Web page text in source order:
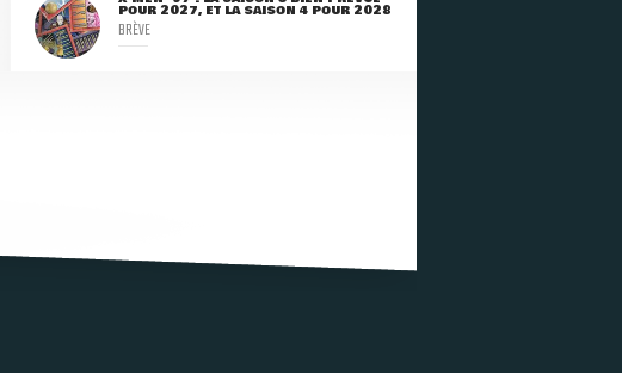
POUR 2027, ET LA SAISON 4 POUR 2028
BRÈVE